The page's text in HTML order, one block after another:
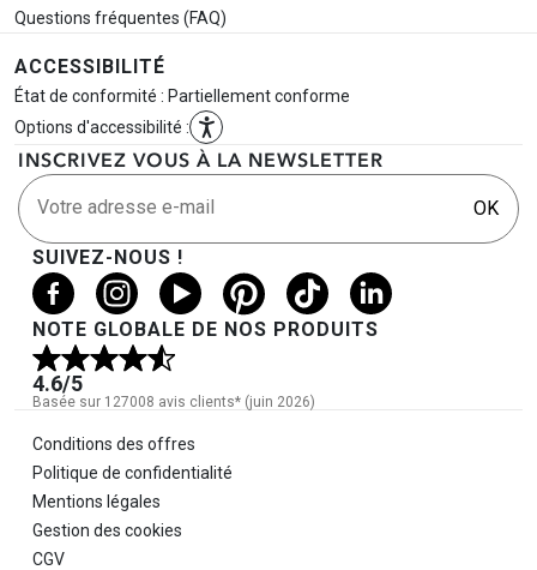
Questions fréquentes (FAQ)
ACCESSIBILITÉ
État de conformité : Partiellement conforme
Options d'accessibilité :
INSCRIVEZ VOUS À LA NEWSLETTER
Votre adresse e-mail OK
SUIVEZ-NOUS !
NOTE GLOBALE DE NOS PRODUITS
4.6/5
Basée sur 127008 avis clients* (juin 2026)
Informations légales
Conditions des offres
Politique de confidentialité
Mentions légales
Gestion des cookies
CGV